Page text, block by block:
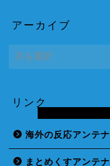
アーカイブ
ー
ブリンク
海外の反応アンテナ
まとめくすアンテナ